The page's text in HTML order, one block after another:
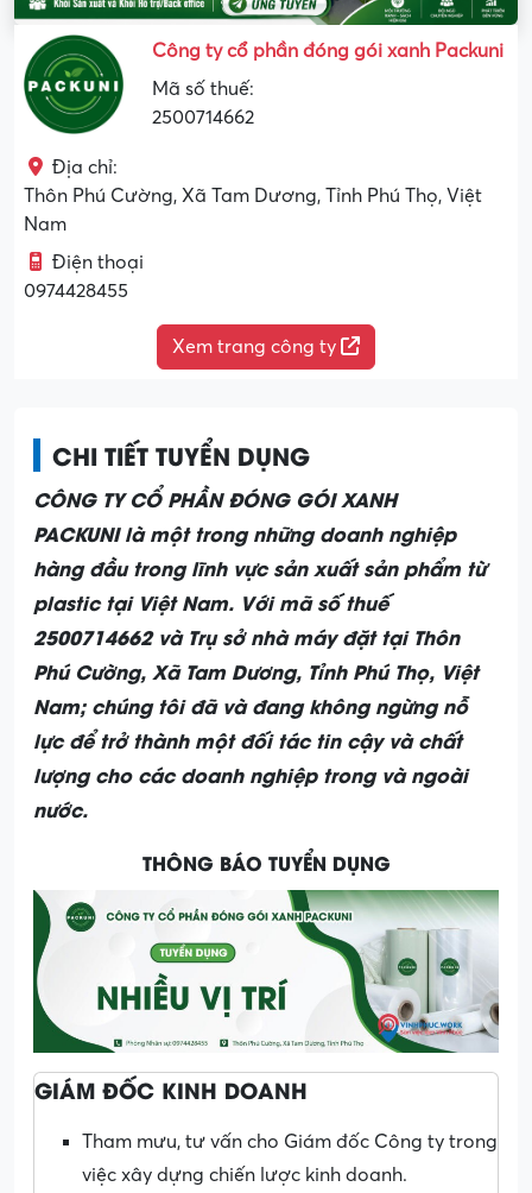
Công ty cổ phần đóng gói xanh Packuni
Mã số thuế:
2500714662
Địa chỉ:
Thôn Phú Cường, Xã Tam Dương, Tỉnh Phú Thọ, Việt
Nam
Điện thoại
0974428455
Xem trang công ty
CHI TIẾT TUYỂN DỤNG
CÔNG TY CỔ PHẦN ĐÓNG GÓI XANH
PACKUNIlà một trong những doanh nghiệp
hàng đầu trong lĩnh vực sản xuất sản phẩm từ
plastic tại Việt Nam. Với mã số thuế
2500714662 và Trụ sở nhà máy đặt tại Thôn
Phú Cường, Xã Tam Dương, Tỉnh Phú Thọ, Việt
Nam; chúng tôi đã và đang không ngừng nỗ
lực để trở thành một đối tác tin cậy và chất
lượng cho các doanh nghiệp trong và ngoài
nước.
THÔNG BÁO TUYỂN DỤNG
GIÁM ĐỐC KINH DOANH
Tham mưu, tư vấn cho Giám đốc Công ty trong
việc xây dựng chiến lược kinh doanh.